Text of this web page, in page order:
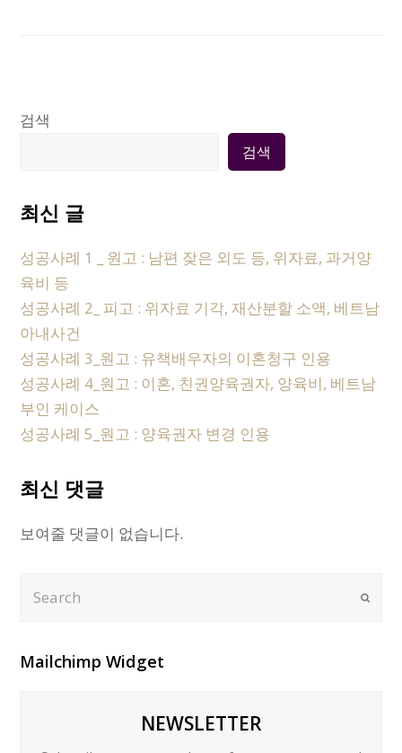
검색
검색
최신 글
성공사례 1 _ 원고 : 남편 잦은 외도 등, 위자료, 과거양
육비 등
성공사례 2_ 피고 : 위자료 기각, 재산분할 소액, 베트남
아내사건
성공사례 3_원고 : 유책배우자의 이혼청구 인용
성공사례 4_원고 : 이혼, 친권양육권자, 양육비, 베트남
부인 케이스
성공사례 5_원고 : 양육권자 변경 인용
최신 댓글
보여줄 댓글이 없습니다.
Submit
Mailchimp Widget
NEWSLETTER